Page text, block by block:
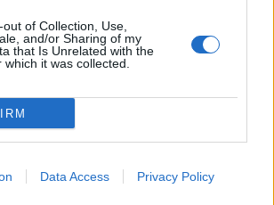
of Collection, Use,
and/or Sharing of my
that Is Unrelated with the
it was collected.
Data Access Privacy Policy
sejem
Nov dan